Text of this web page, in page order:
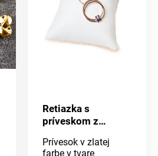
Retiazka s
príveskom z
Prívesok v zlatej
farbe v tvare